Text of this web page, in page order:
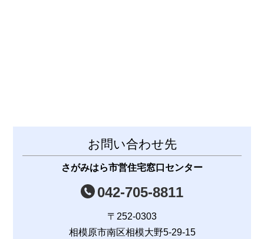
お問い合わせ先
さがみはら市営住宅窓口センター
042-705-8811
〒252-0303
相模原市南区相模大野5-29-15